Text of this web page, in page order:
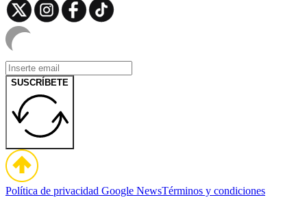
SUSCRÍBETE
Política de privacidad Google NewsTérminos y condiciones